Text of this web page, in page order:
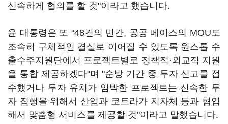
신속하게 협의를 할 것"이라고 했습니다.
윤 대통령은 또 "48건의 민간, 공공 베이스의 MOU도
조속히 구체적인 결실로 이어질 수 있도록 원스톱 수
출수주지원단에서 프로젝트별로 정책적·외교적 지원
을 통합 제공하겠다"며 "순방 기간 중 투자 신고를 접
수했거나 투자 유치가 임박한 프로젝트는 신속한 투
자 집행을 위해서 산업과 코트라가 지자체 등과 협업
해서 맞춤형 서비스를 제공할 것"이라고 말했습니다.